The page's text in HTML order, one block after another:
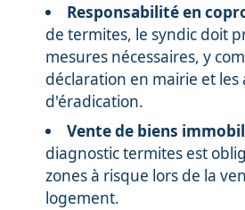
Responsabilité en
de termites, le syndic doit
mesures nécessaires, y
déclaration en mairie et les
d'éradication.
Vente de biens
diagnostic termites est
zones à risque lors de la
logement.